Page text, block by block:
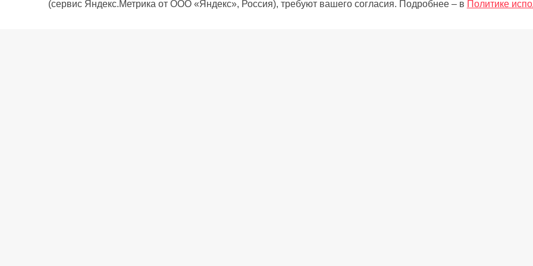
(сервис Яндекс.Метрика от ООО «Яндекс», Россия), требуют вашего согласия. Подробнее – в Политике